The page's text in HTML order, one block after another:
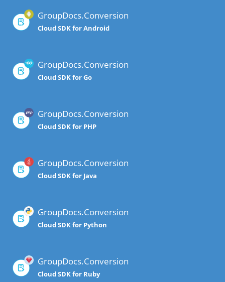
GroupDocs.Conversion
Cloud SDK for Android
GroupDocs.Conversion
Cloud SDK for Go
GroupDocs.Conversion
Cloud SDK for PHP
GroupDocs.Conversion
Cloud SDK for Java
GroupDocs.Conversion
Cloud SDK for Python
GroupDocs.Conversion
Cloud SDK for Ruby